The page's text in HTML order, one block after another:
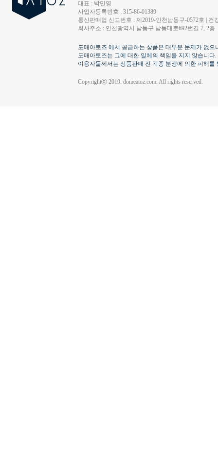
대표 : 박민영
사업자등록번호 : 315-86-01389
통신판매업 신고번호 : 제2019-인천남동구-0572호 | 건
회사주소 : 인천광역시 남동구 남동대로692번길 7, 2층
도매아토즈 에서 공급하는 상품은 대부분 문제가 없
도매아토즈는 그에 대한 일체의 책임을 지지 않습니다.
이용자들께서는 상품판매 전 각종 분쟁에 의한 피해
Copyrightⓒ 2019. domeatoz.com. All rights reserved.